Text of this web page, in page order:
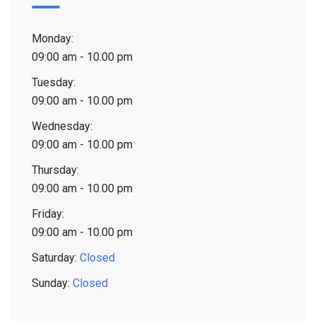
Monday:
09:00 am - 10.00 pm
Tuesday:
09:00 am - 10.00 pm
Wednesday:
09:00 am - 10.00 pm
Thursday:
09:00 am - 10.00 pm
Friday:
09:00 am - 10.00 pm
Saturday: Closed
Sunday: Closed